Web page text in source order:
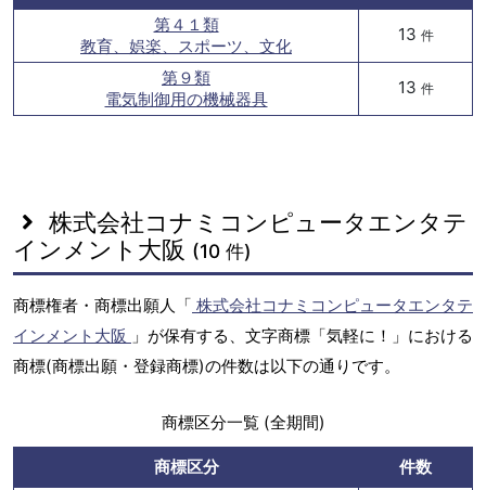
第４１類
教育、娯楽、スポーツ、文化
13 件
第９類
電気制御用の機械器具
13 件
株式会社コナミコンピュータエンタテ
インメント大阪 (10 件)
商標権者・商標出願人「 株式会社コナミコンピュータエンタテ
インメント大阪 」が保有する、文字商標「気軽に！」における
商標(商標出願・登録商標)の件数は以下の通りです。
商標区分一覧 (全期間)
商標区分
件数